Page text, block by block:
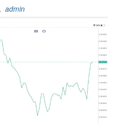
admin